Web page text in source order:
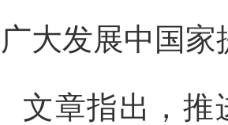
广大发展中国
文章指出，推